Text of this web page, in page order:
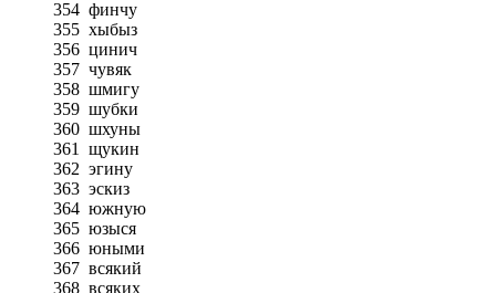
354 финчу
355 хыбыз
356 цинич
357 чувяк
358 шмигу
359 шубки
360 шхуны
361
щукин
362 эгину
363 эскиз
364 южную
365 юзыся
366 юными
367 всякий
368 всяких